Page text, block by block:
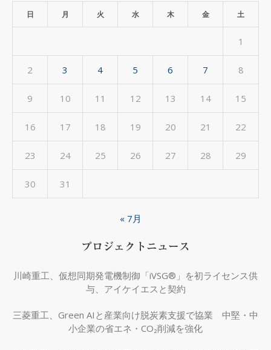
イ
日 月 火 水 木 金 土
1
2 3 4 5 6 7 8
9 10 11 12 13 14 15
16 17 18 19 20 21 22
23 24 25 26 27 28 29
30 31
« 7月
プロジェクトニュース
川崎重工、仮想同期発電機制御「iVSG®」を初ライセンス供
与、アイケイエスと契約
三菱重工、Green AIと産業向け脱炭素支援で協業 中堅・中
小企業の省エネ・CO₂削減を強化